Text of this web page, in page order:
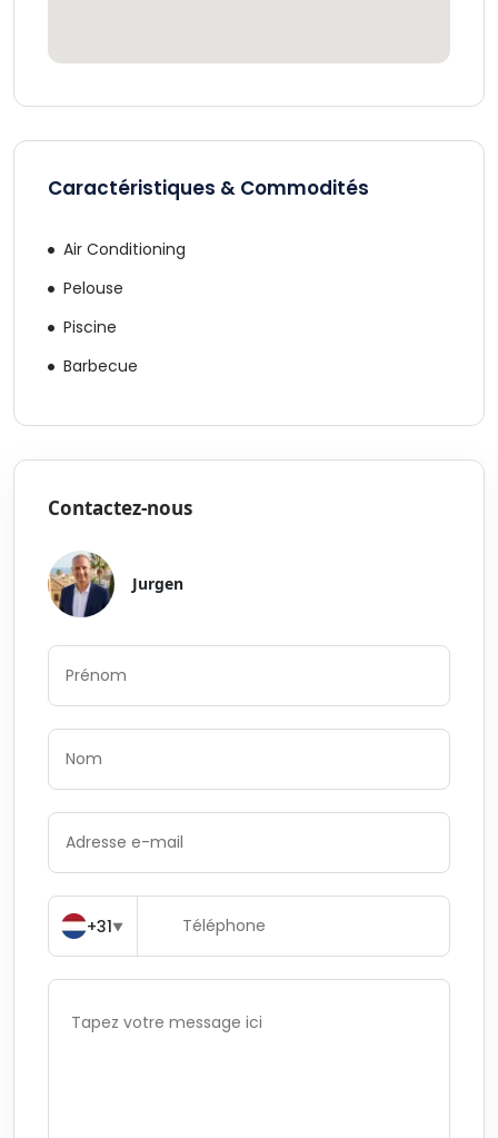
Caractéristiques & Commodités
Air Conditioning
Pelouse
Piscine
Barbecue
Contactez-nous
Jurgen
+31▼